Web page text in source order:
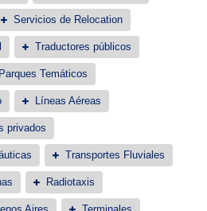
Servicios de Relocation
Traductores públicos
Parques Temáticos
Líneas Aéreas
privados
Transportes Fluviales
Radiotaxis